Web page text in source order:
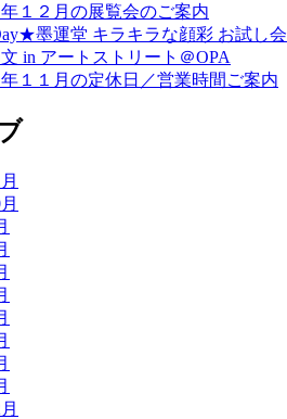
１２月の展覧会のご案内
墨運堂 キラキラな顔彩 お試し会
in アートストリート＠OPA
年１１月の定休日／営業時間ご案内